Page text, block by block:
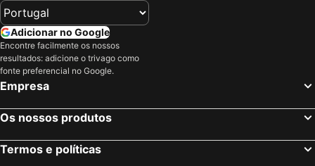
Hotéis em Douro
Hotéis em Serra da Estrela
Hotéis em Costa do Sol
Hotéis em Tenerife
Hotéis em São Miguel
Adicionar no Google
Encontre facilmente os nossos
resultados: adicione o trivago como
fonte preferencial no Google.
Empresa
Os nossos produtos
Termos e políticas